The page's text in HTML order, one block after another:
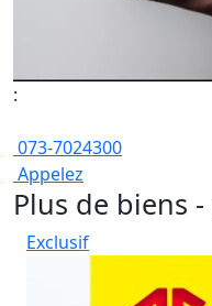
:
073-7024300
Appelez
Exclusif